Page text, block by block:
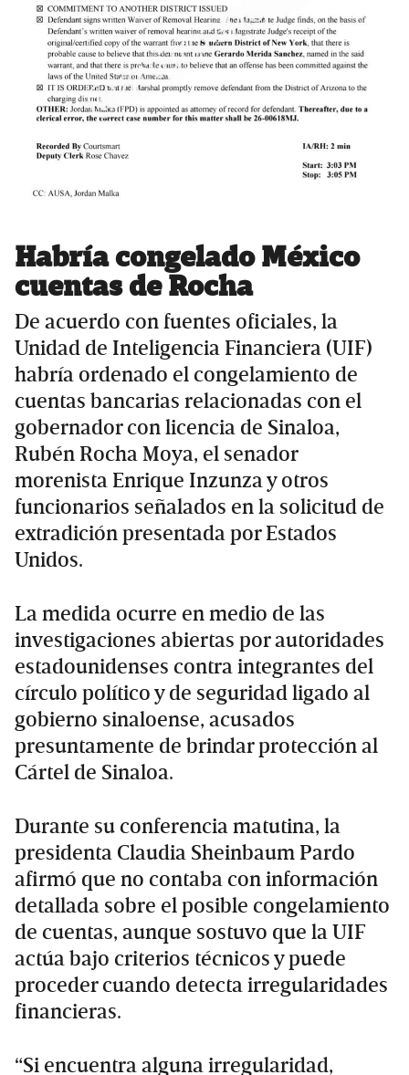
Habría congelado México
cuentas de Rocha
De acuerdo con fuentes oficiales, la
Unidad de Inteligencia Financiera (UIF)
habría ordenado el congelamiento de
cuentas bancarias relacionadas con el
gobernador con licencia de Sinaloa,
Rubén Rocha Moya, el senador
morenista Enrique Inzunza y otros
funcionarios señalados en la solicitud de
extradición presentada por Estados
Unidos.
La medida ocurre en medio de las
investigaciones abiertas por autoridades
estadounidenses contra integrantes del
círculo político y de seguridad ligado al
gobierno sinaloense, acusados
presuntamente de brindar protección al
Cártel de Sinaloa.
Durante su conferencia matutina, la
presidenta Claudia Sheinbaum Pardo
afirmó que no contaba con información
detallada sobre el posible congelamiento
de cuentas, aunque sostuvo que la UIF
actúa bajo criterios técnicos y puede
proceder cuando detecta irregularidades
financieras.
“Si encuentra alguna irregularidad,